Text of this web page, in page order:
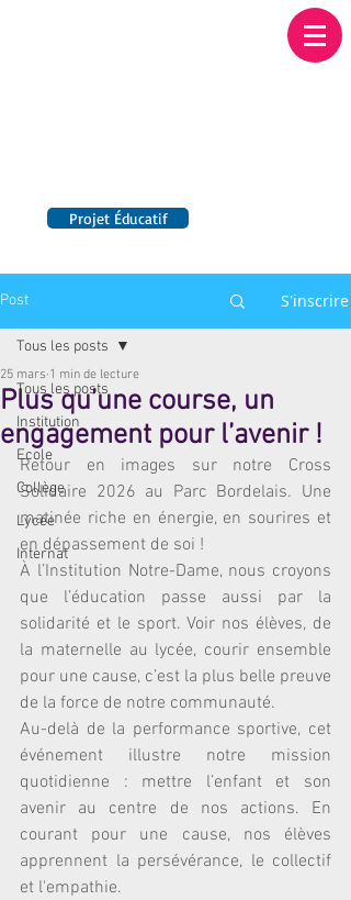
Projet Éducatif
Post S'inscrire
Tous les posts
Institution
Ecole
Collège
Lycée
Internat
Tous les posts
Plus qu’une course, un
engagement pour l’avenir !
25 mars 1 min de lecture
Retour en images sur notre Cross
Solidaire 2026 au Parc Bordelais. Une
matinée riche en énergie, en sourires et
en dépassement de soi !
À l’Institution Notre-Dame, nous croyons
que l’éducation passe aussi par la
solidarité et le sport. Voir nos élèves, de
la maternelle au lycée, courir ensemble
pour une cause, c’est la plus belle preuve
de la force de notre communauté.
Au-delà de la performance sportive, cet
événement illustre notre mission
quotidienne : mettre l’enfant et son
avenir au centre de nos actions. En
courant pour une cause, nos élèves
apprennent la persévérance, le collectif
et l'empathie.